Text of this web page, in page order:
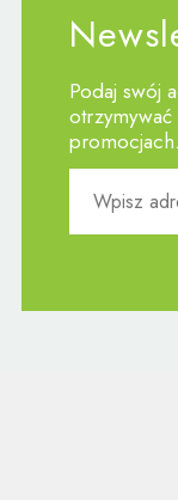
Podaj swój
promocjach.